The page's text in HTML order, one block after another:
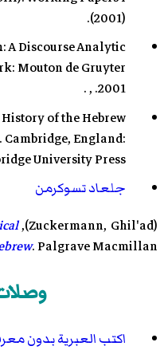
(2001).
A Discourse Analytic
Mouton de Gruyter
2001. , .
of the Hebrew
England:
University Press. .
جلعاد تسوكرمن
(Zuckermann, Ghil'ad), 2003.
. Palgrave Macmillan. ( / )
اكتب العبرية بدون